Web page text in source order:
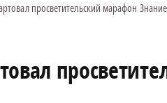
просветительский марафон